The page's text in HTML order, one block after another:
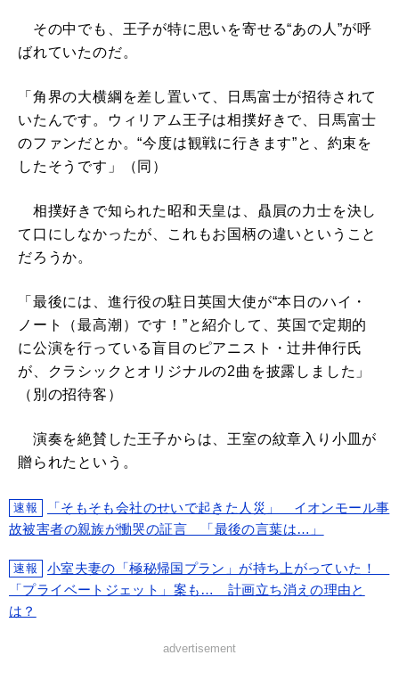
その中でも、王子が特に思いを寄せる“あの人”が呼
ばれていたのだ。
「角界の大横綱を差し置いて、日馬富士が招待されて
いたんです。ウィリアム王子は相撲好きで、日馬富士
のファンだとか。“今度は観戦に行きます”と、約束を
したそうです」（同）
相撲好きで知られた昭和天皇は、贔屓の力士を決し
て口にしなかったが、これもお国柄の違いということ
だろうか。
「最後には、進行役の駐日英国大使が“本日のハイ・
ノート（最高潮）です！”と紹介して、英国で定期的
に公演を行っている盲目のピアニスト・辻井伸行氏
が、クラシックとオリジナルの2曲を披露しました」
（別の招待客）
演奏を絶賛した王子からは、王室の紋章入り小皿が
贈られたという。
速報
「そもそも会社のせいで起きた人災」 イオンモール事
故被害者の親族が慟哭の証言 「最後の言葉は…」
速報
小室夫妻の「極秘帰国プラン」が持ち上がっていた！
「プライベートジェット」案も… 計画立ち消えの理由と
は？
advertisement